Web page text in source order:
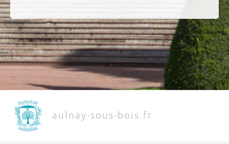
aulnay-sous-bois.fr